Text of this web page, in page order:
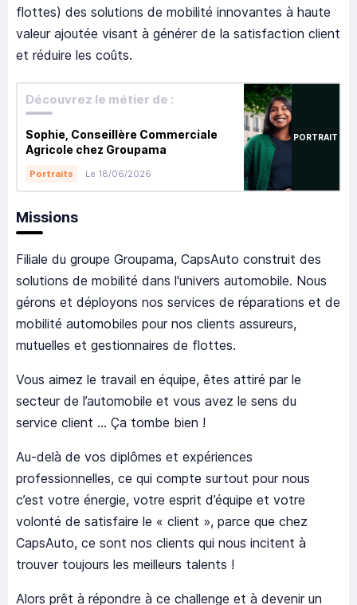
flottes) des solutions de mobilité innovantes à haute
valeur ajoutée visant à générer de la satisfaction client
et réduire les coûts.
Découvrez le métier de :
Sophie, Conseillère Commerciale
Agricole chez Groupama
Portraits Le 18/06/2026
PORTRAIT
Missions
Filiale du groupe Groupama, CapsAuto construit des
solutions de mobilité dans l'univers automobile. Nous
gérons et déployons nos services de réparations et de
mobilité automobiles pour nos clients assureurs,
mutuelles et gestionnaires de flottes.
Vous aimez le travail en équipe, êtes attiré par le
secteur de l’automobile et vous avez le sens du
service client … Ça tombe bien !
Au-delà de vos diplômes et expériences
professionnelles, ce qui compte surtout pour nous
c’est votre énergie, votre esprit d’équipe et votre
volonté de satisfaire le « client », parce que chez
CapsAuto, ce sont nos clients qui nous incitent à
trouver toujours les meilleurs talents !
Alors prêt à répondre à ce challenge et à devenir un